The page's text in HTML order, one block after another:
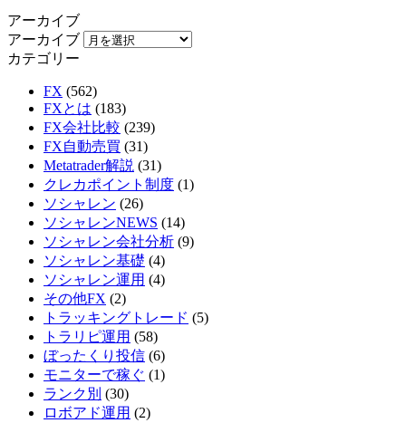
アーカイブ
アーカイブ
カテゴリー
FX (562)
FXとは (183)
FX会社比較 (239)
FX自動売買 (31)
Metatrader解説 (31)
クレカポイント制度 (1)
ソシャレン (26)
ソシャレンNEWS (14)
ソシャレン会社分析 (9)
ソシャレン基礎 (4)
ソシャレン運用 (4)
その他FX (2)
トラッキングトレード (5)
トラリピ運用 (58)
ぼったくり投信 (6)
モニターで稼ぐ (1)
ランク別 (30)
ロボアド運用 (2)